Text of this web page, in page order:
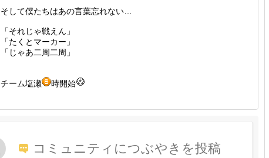
そして僕たちはあの言葉忘れない…
「それじゃ戦えん」
「たくとマーカー」
「じゃあ二周二周」
チーム塩瀬 時開始
コミュニティにつぶやきを投稿